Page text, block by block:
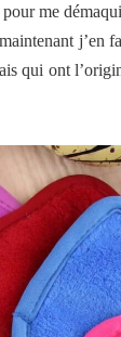
me
qui ont